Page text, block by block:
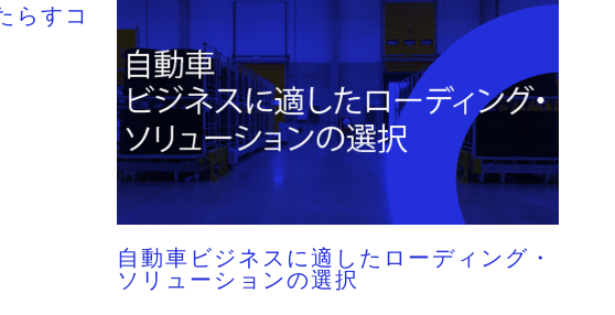
らすコ
自動車ビジネスに適したローディング・
ソリューションの選択